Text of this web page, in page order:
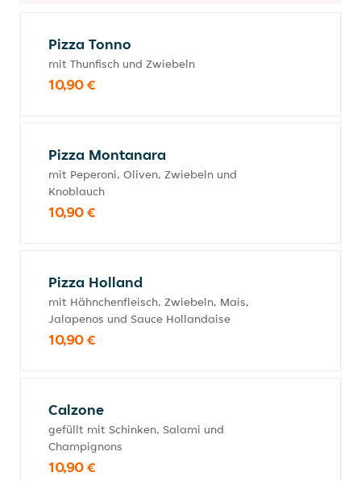
Pizza Tonno
mit Thunfisch und Zwiebeln
10,90 €
Pizza Montanara
mit Peperoni, Oliven, Zwiebeln und
Knoblauch
10,90 €
Pizza Holland
mit Hähnchenfleisch, Zwiebeln, Mais,
Jalapenos und Sauce Hollandaise
10,90 €
Calzone
gefüllt mit Schinken, Salami und
Champignons
10,90 €